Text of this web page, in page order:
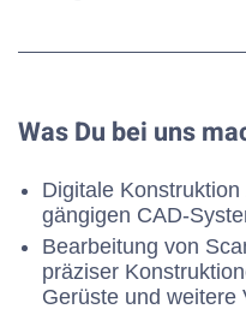
Was Du bei uns
Digitale
gängigen CAD-
Bearbeitung von
präziser
Gerüste und weitere